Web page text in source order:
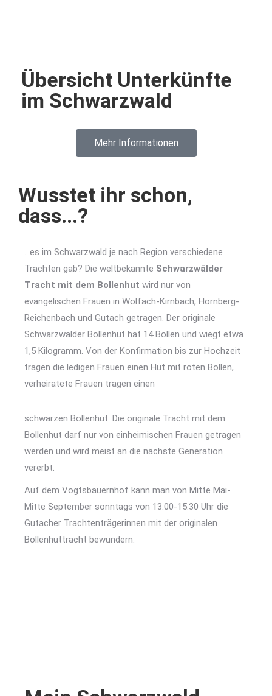
Übersicht Unterkünfte
im Schwarzwald
Mehr Informationen
Wusstet ihr schon,
dass...?
…es im Schwarzwald je nach Region verschiedene
Trachten gab? Die weltbekannte Schwarzwälder
Tracht mit dem Bollenhut wird nur von
evangelischen Frauen in Wolfach-Kirnbach, Hornberg-
Reichenbach und Gutach getragen. Der originale
Schwarzwälder Bollenhut hat 14 Bollen und wiegt etwa
1,5 Kilogramm. Von der Konfirmation bis zur Hochzeit
tragen die ledigen Frauen einen Hut mit roten Bollen,
verheiratete Frauen tragen einen
schwarzen Bollenhut. Die originale Tracht mit dem
Bollenhut darf nur von einheimischen Frauen getragen
werden und wird meist an die nächste Generation
vererbt.
Auf dem Vogtsbauernhof kann man von Mitte Mai-
Mitte September sonntags von 13:00-15:30 Uhr die
Gutacher Trachtenträgerinnen mit der originalen
Bollenhuttracht bewundern.